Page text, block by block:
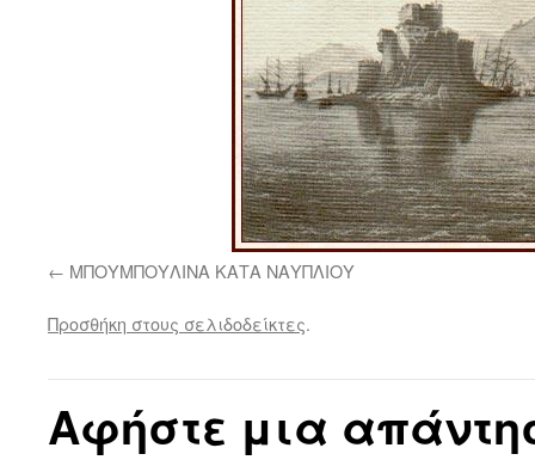
ΜΠΟΥΜΠΟΥΛΙΝΑ ΚΑΤΑ ΝΑΥΠΛΙΟΥ
Προσθήκη στους σελιδοδείκτες.
Αφήστε μια